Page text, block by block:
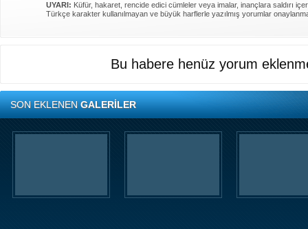
UYARI: Küfür, hakaret, rencide edici cümleler veya imalar, inançlara saldırı
Türkçe karakter kullanılmayan ve büyük harflerle yazılmış yorumlar
Bu habere henüz yorum
SON EKLENENGALERİLER